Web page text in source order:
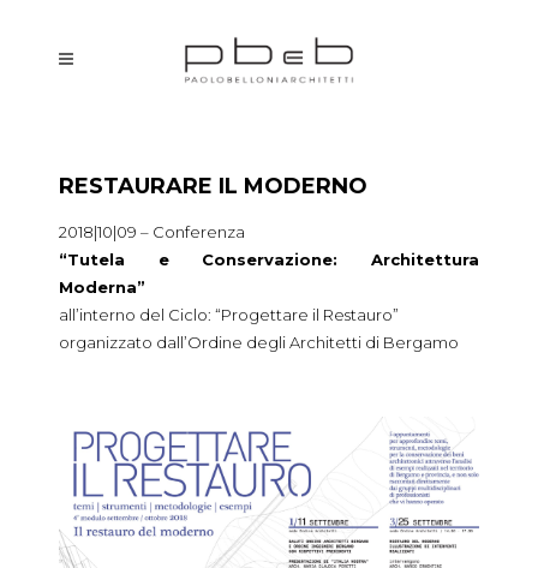
RESTAURARE IL MODERNO
2018|10|09 – Conferenza
“Tutela e Conservazione: Architettura
Moderna”
all’interno del Ciclo: “Progettare il Restauro”
organizzato dall’Ordine degli Architetti di Bergamo